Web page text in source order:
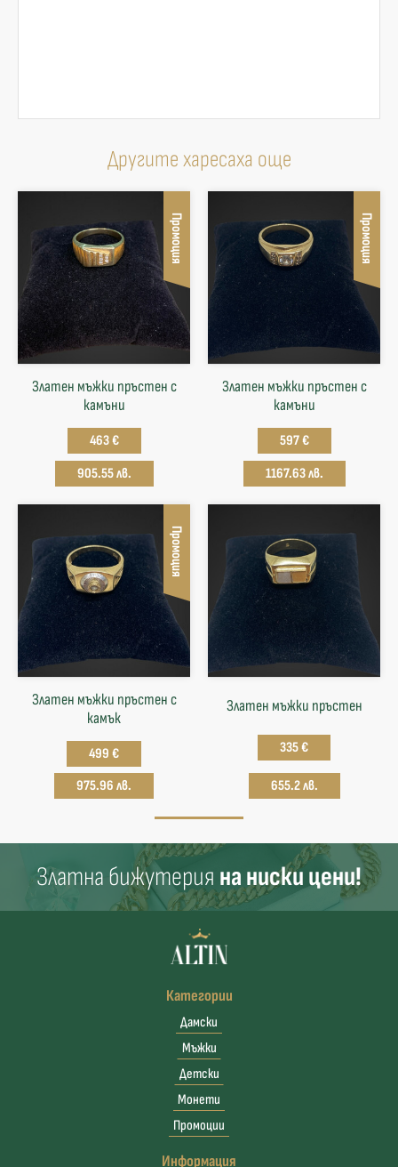
Другите харесаха още
Промоция
Златен мъжки пръстен с
камъни
463 €
905.55 лв.
Промоция
Златен мъжки пръстен с
камъни
597 €
1167.63 лв.
Промоция
Златен мъжки пръстен с
камък
499 €
975.96 лв.
Златен мъжки пръстен
335 €
655.2 лв.
Златна бижутерия на ниски цени!
Категории
Дамски
Мъжки
Детски
Монети
Промоции
Информация